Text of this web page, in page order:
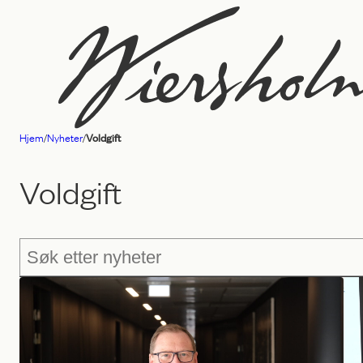
Advokatfirmaet
Wiersholm
Hjem/Nyheter/Voldgift
Voldgift
Søk